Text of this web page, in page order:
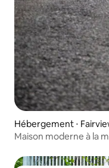
Hébergement ⋅
Maison moderne à la